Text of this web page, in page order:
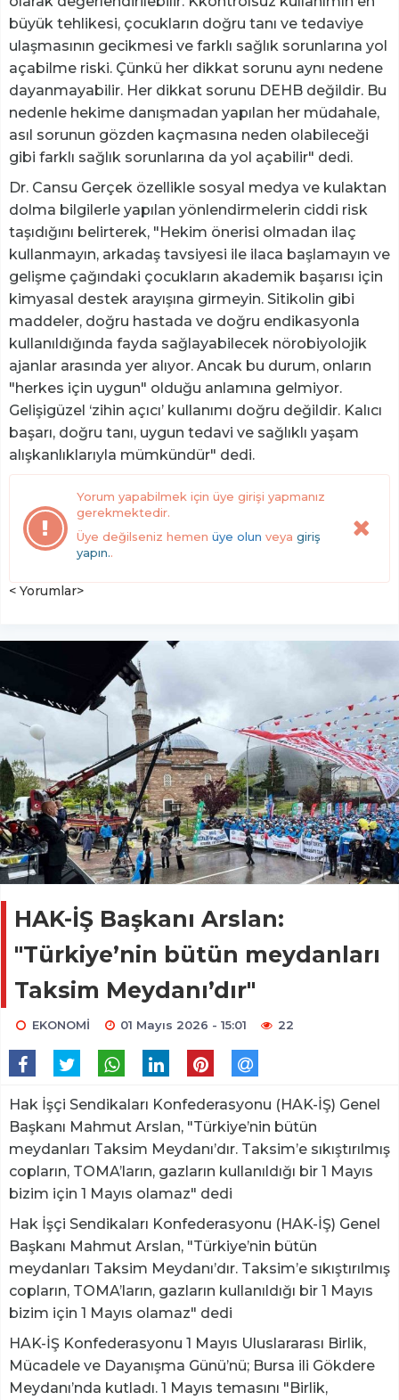
büyük tehlikesi, çocukların doğru tanı ve tedaviye
ulaşmasının gecikmesi ve farklı sağlık sorunlarına yol
açabilme riski. Çünkü her dikkat sorunu aynı nedene
dayanmayabilir. Her dikkat sorunu DEHB değildir. Bu
nedenle hekime danışmadan yapılan her müdahale,
asıl sorunun gözden kaçmasına neden olabileceği
gibi farklı sağlık sorunlarına da yol açabilir" dedi.
Dr. Cansu Gerçek özellikle sosyal medya ve kulaktan
dolma bilgilerle yapılan yönlendirmelerin ciddi risk
taşıdığını belirterek, "Hekim önerisi olmadan ilaç
kullanmayın, arkadaş tavsiyesi ile ilaca başlamayın ve
gelişme çağındaki çocukların akademik başarısı için
kimyasal destek arayışına girmeyin. Sitikolin gibi
maddeler, doğru hastada ve doğru endikasyonla
kullanıldığında fayda sağlayabilecek nörobiyolojik
ajanlar arasında yer alıyor. Ancak bu durum, onların
"herkes için uygun" olduğu anlamına gelmiyor.
Gelişigüzel ‘zihin açıcı’ kullanımı doğru değildir. Kalıcı
başarı, doğru tanı, uygun tedavi ve sağlıklı yaşam
alışkanlıklarıyla mümkündür" dedi.
Yorum yapabilmek için üye girişi yapmanız
gerekmektedir.
Üye değilseniz hemen üye olun veya giriş
yapın..
< Yorumlar>
HAK-İŞ Başkanı Arslan:
"Türkiye’nin bütün meydanları
Taksim Meydanı’dır"
EKONOMİ 01 Mayıs 2026 - 15:01 22
Hak İşçi Sendikaları Konfederasyonu (HAK-İŞ) Genel
Başkanı Mahmut Arslan, "Türkiye’nin bütün
meydanları Taksim Meydanı’dır. Taksim’e sıkıştırılmış
copların, TOMA’ların, gazların kullanıldığı bir 1 Mayıs
bizim için 1 Mayıs olamaz" dedi
Hak İşçi Sendikaları Konfederasyonu (HAK-İŞ) Genel
Başkanı Mahmut Arslan, "Türkiye’nin bütün
meydanları Taksim Meydanı’dır. Taksim’e sıkıştırılmış
copların, TOMA’ların, gazların kullanıldığı bir 1 Mayıs
bizim için 1 Mayıs olamaz" dedi
HAK-İŞ Konfederasyonu 1 Mayıs Uluslararası Birlik,
Mücadele ve Dayanışma Günü’nü; Bursa ili Gökdere
Meydanı’nda kutladı. 1 Mayıs temasını "Birlik,